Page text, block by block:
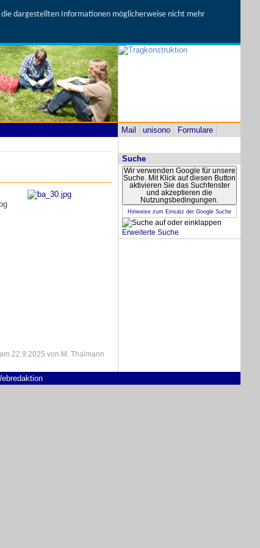
die dargestellten Informationen möglicherweise nicht mehr
Mail unisono Formulare
Suche
Wir verwenden Google für unsere
Suche. Mit Klick auf diesen Button
aktivieren Sie das Suchfenster
und akzeptieren die
Nutzungsbedingungen.
Hinweise zum Einsatz der Google Suche
Erweiterte Suche
am 22.9.2025 von M. Thalmann